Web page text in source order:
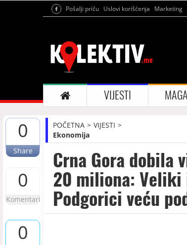
Pošalji priču Uslovi korišćenja Marketing
VIJESTI
0
Share
0
Komentari
0
POČETNA
VIJESTI
Ekonomija
Crna Gora dobila
20 miliona:
Podgorici veću